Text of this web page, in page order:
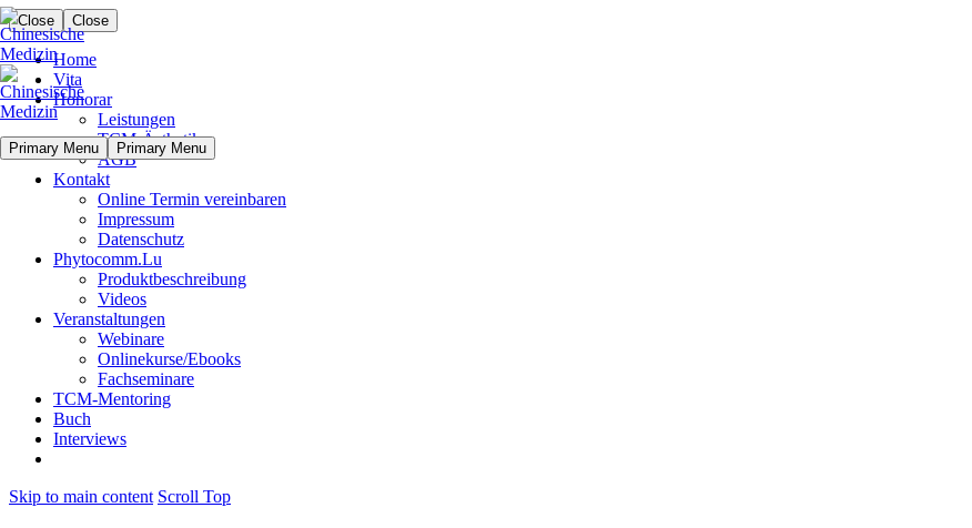
Close Close
Home
Vita
Honorar
Leistungen
TCM-Ästhetik
AGB
Kontakt
Online Termin vereinbaren
Impressum
Datenschutz
Phytocomm.Lu
Produktbeschreibung
Videos
Veranstaltungen
Webinare
Onlinekurse/Ebooks
Fachseminare
TCM-Mentoring
Buch
Interviews
Skip to main content Scroll Top
Primary Menu Primary Menu